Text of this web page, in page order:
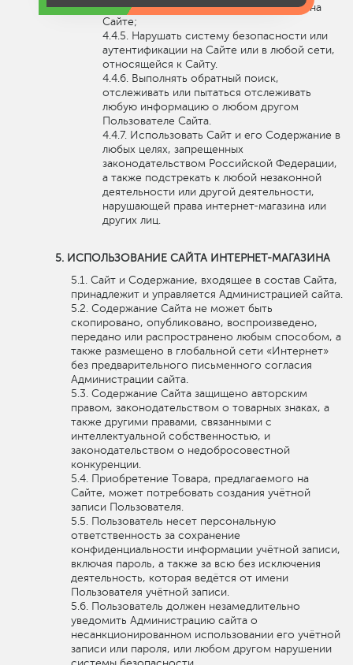
также к любым услугам, предлагаемым на
Сайте;
Нарушать систему безопасности или
аутентификации на Сайте или в любой сети,
относящейся к Сайту.
Выполнять обратный поиск,
отслеживать или пытаться отслеживать
любую информацию о любом другом
Пользователе Сайта.
Использовать Сайт и его Содержание в
любых целях, запрещенных
законодательством Российской Федерации,
а также подстрекать к любой незаконной
деятельности или другой деятельности,
нарушающей права интернет-магазина или
других лиц.
ИСПОЛЬЗОВАНИЕ САЙТА ИНТЕРНЕТ-МАГАЗИНА
Сайт и Содержание, входящее в состав Сайта,
принадлежит и управляется Администрацией сайта.
Содержание Сайта не может быть
скопировано, опубликовано, воспроизведено,
передано или распространено любым способом, а
также размещено в глобальной сети «Интернет»
без предварительного письменного согласия
Администрации сайта.
Содержание Сайта защищено авторским
правом, законодательством о товарных знаках, а
также другими правами, связанными с
интеллектуальной собственностью, и
законодательством о недобросовестной
конкуренции.
Приобретение Товара, предлагаемого на
Сайте, может потребовать создания учётной
записи Пользователя.
Пользователь несет персональную
ответственность за сохранение
конфиденциальности информации учётной записи,
включая пароль, а также за всю без исключения
деятельность, которая ведётся от имени
Пользователя учётной записи.
Пользователь должен незамедлительно
уведомить Администрацию сайта о
несанкционированном использовании его учётной
записи или пароля, или любом другом нарушении